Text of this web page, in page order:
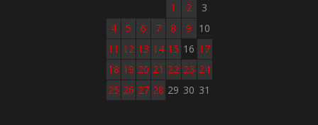
1 2
3
4
5 6 7 8 9
10
11 12 13 14 15 16 17
18 19 20 21 22 23 24
25 26 27 28 29 30 31